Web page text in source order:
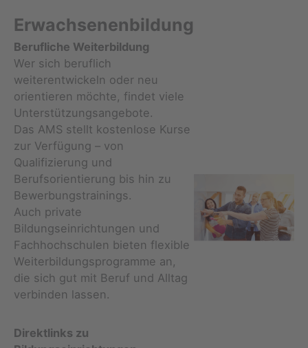
Erwachsenenbildung
Berufliche Weiterbildung
Wer sich beruflich
weiterentwickeln oder neu
orientieren möchte, findet viele
Unterstützungsangebote.
Das AMS stellt kostenlose Kurse
zur Verfügung – von
Qualifizierung und
Berufsorientierung bis hin zu
Bewerbungstrainings.
Auch private
Bildungseinrichtungen und
Fachhochschulen bieten flexible
Weiterbildungsprogramme an,
die sich gut mit Beruf und Alltag
verbinden lassen.
Direktlinks zu